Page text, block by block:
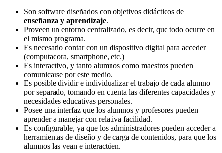
Son software diseñados con objetivos didácticos de
enseñanza y aprendizaje.
Proveen un entorno centralizado, es decir, que todo ocurre en
el mismo programa.
Es necesario contar con un dispositivo digital para acceder
(computadora, smartphone, etc.)
Es interactivo, y tanto alumnos como maestros pueden
comunicarse por este medio.
Es posible dividir e individualizar el trabajo de cada alumno
por separado, tomando en cuenta las diferentes capacidades y
necesidades educativas personales.
Posee una interfaz que los alumnos y profesores pueden
aprender a manejar con relativa facilidad.
Es configurable, ya que los administradores pueden acceder a
herramientas de diseño y de carga de contenidos, para que los
alumnos las vean e interactúen.